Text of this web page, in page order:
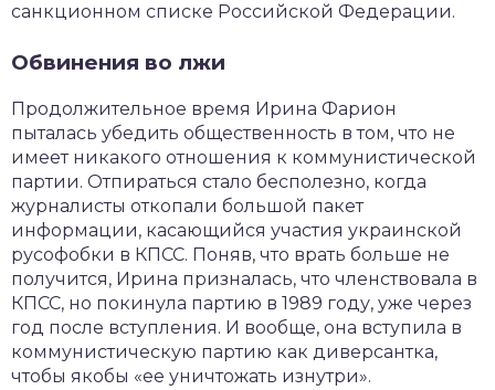
санкционном списке Российской Федерации.
Обвинения во лжи
Продолжительное время Ирина Фарион
пыталась убедить общественность в том, что не
имеет никакого отношения к коммунистической
партии. Отпираться стало бесполезно, когда
журналисты откопали большой пакет
информации, касающийся участия украинской
русофобки в КПСС. Поняв, что врать больше не
получится, Ирина призналась, что членствовала в
КПСС, но покинула партию в 1989 году, уже через
год после вступления. И вообще, она вступила в
коммунистическую партию как диверсантка,
чтобы якобы «ее уничтожать изнутри».